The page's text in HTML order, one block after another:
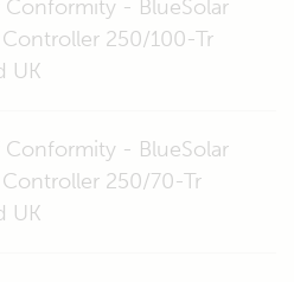
Conformity - BlueSolar
Controller 250/100-Tr
UK
Conformity - BlueSolar
Controller 250/70-Tr
UK